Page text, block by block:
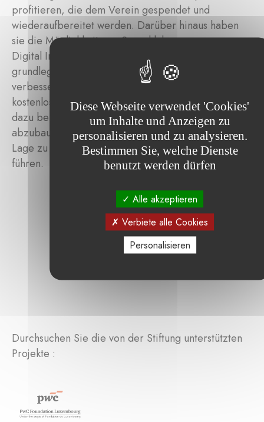
profitieren, die dem Verein gespendet und
wiederaufbereitet werden. Darüber hinaus haben
sie die Möglichkeit, am Sprachlaborprogramm von
Digital Inclusion teilzunehmen, um ihre
grundlegenden digitalen Kompetenzen zu
verbessern. Das Programm steht in zehn Sprachen
kostenlos zur Verfügung. Diese Maßnahmen können
dazu beitragen, bestehende Ungleichheiten
abzubauen und benachteiligte Menschen in die
Lage zu versetzen, ein selbstbestimmtes Leben zu
führen.
Durchsuchen Sie die von der Stiftung unterstützten
Projekte :
Diese Webseite verwendet 'Cookies'
um Inhalte und Anzeigen zu
personalisieren und zu analysieren.
Bestimmen Sie, welche Dienste
benutzt werden dürfen
Alle akzeptieren
Verbiete alle Cookies
Personalisieren